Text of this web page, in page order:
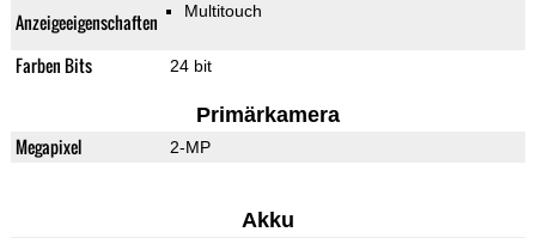
Anzeigeeigenschaften Multitouch
Farben Bits 24 bit
Primärkamera
Megapixel 2-MP
Akku